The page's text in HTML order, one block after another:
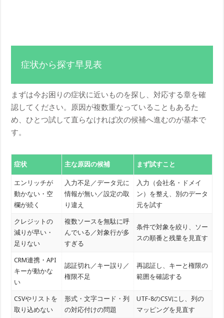
症状から探す早見表
まずは今お困りの症状に近いものを探し、対応する章を確
認してください。原因が複数重なっていることもあるた
め、ひとつ試して直らなければ次の候補へ進むのが基本で
す。
症状 主な原因の候補 まず試すこと
エンリッチが
動かない・空
欄が続く
入力不足／データ元に
情報が無い／設定の取
り違え
入力（会社名・ドメイ
ン）を整え、別のデータ
元を試す
クレジットの
減りが早い・
足りない
複数ソースを無駄に呼
んでいる／対象行が多
すぎる
条件で対象を絞り、ソー
スの順番と残量を見直す
CRM連携・API
キーが動かな
い
認証切れ／キー誤り／
権限不足
再認証し、キーと権限の
範囲を確認する
CSVやリストを
取り込めない
形式・文字コード・列
の対応付けの問題
UTF-8のCSVにし、列の
マッピングを見直す